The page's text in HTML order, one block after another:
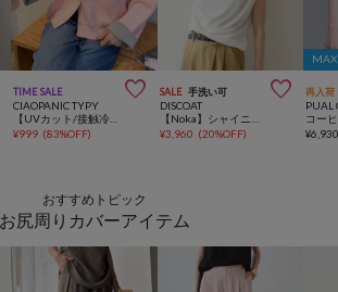
TIME SALE 
CIAOPANIC TYPY
¥999 (83%OFF)
SALE 手洗い可 
DISCOAT
¥3,960 (20%OFF)
再入荷
PUAL
¥
おすすめトピック
お尻周りカバーアイテム